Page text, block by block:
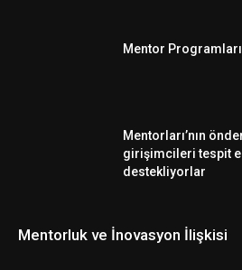
Mentor
Mentorları’nın
girişimcileri tespit
destekliyorlar
Mentorluk ve İnovasyon İlişkisi